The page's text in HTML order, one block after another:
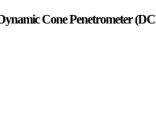
Cone Penetrometer